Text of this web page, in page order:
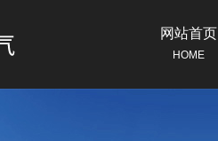
网站首页
HOME